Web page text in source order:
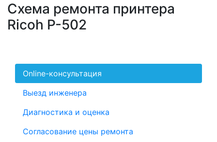
Схема ремонта принтера
Ricoh P-502
Online-консультация
Выезд инженера
Диагностика и оценка
Согласование цены ремонта